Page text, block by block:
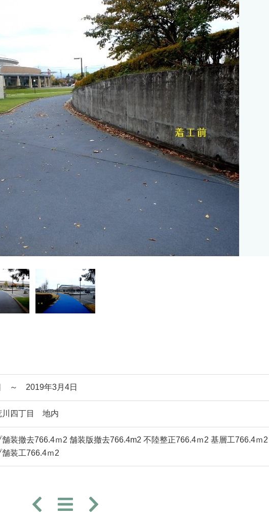
～ 2019年3月4日
川四丁目 地内
装撤去766.4ｍ2 舗装版撤去766.4m2 不陸整正766.4ｍ2 基層工766.4ｍ2
装工766.4ｍ2